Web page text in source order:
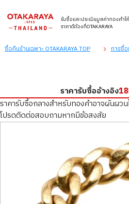
รับซื้อและประเมินมูลค่าทองคำให้
ราคาดีต้องที่OTAKARAYA
ซื้อคืนร้านเฉพาะ OTAKARAYA TOP การซื้
ราคารับซื้ออ้างอิง
ราคารับซื้อกลางสำหรับทองคำอาจผันผวน
โปรดติดต่อสอบถามหากมีข้อสงสัย